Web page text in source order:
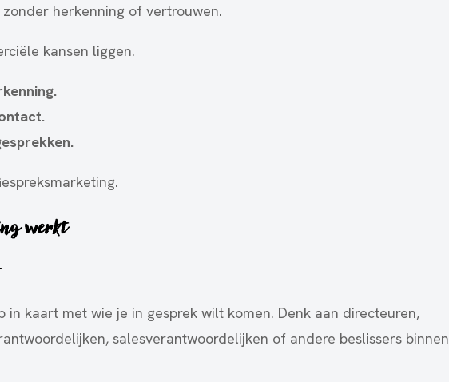
herkenning of vertrouwen.
kansen liggen.
werkt
in kaart met wie je in gesprek wilt komen. Denk aan directeuren,
salesverantwoordelijken of andere beslissers binnen